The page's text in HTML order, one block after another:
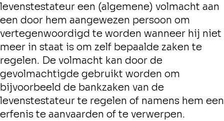
levenstestateur een (algemene) volmacht aan
een door hem aangewezen persoon om
vertegenwoordigd te worden wanneer hij niet
meer in staat is om zelf bepaalde zaken te
regelen. De volmacht kan door de
gevolmachtigde gebruikt worden om
bijvoorbeeld de bankzaken van de
levenstestateur te regelen of namens hem een
erfenis te aanvaarden of te verwerpen.